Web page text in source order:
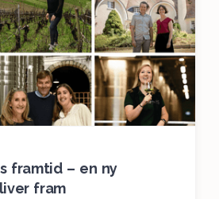
framtid – en ny
fram